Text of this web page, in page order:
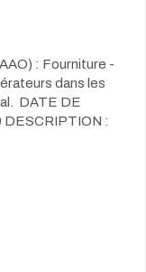
: Fourniture -
dans les
DATE DE
DESCRIPTION :